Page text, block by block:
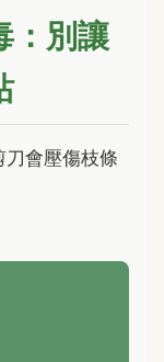
：別讓
會壓傷枝條